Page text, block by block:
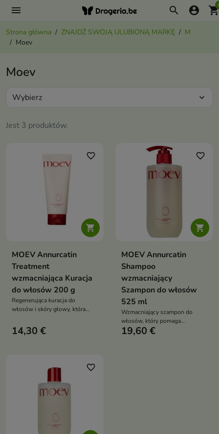
menu search account_circle
Strona główna ZNAJDŹ SWOJĄ ULUBIONĄ MARKĘ
M
Moev
Moev
Jest 3 produktów.
Wybierz expand_more

favorite_border
MOEV Annurcatin
Treatment
wzmacniająca Kuracja
do włosów 200 g
Regenerująca kuracja do
włosów i skóry głowy, która
ogranicza ich wypadanie oraz
nadaje włosom miękkość i blask
14,30 €

favorite_border
MOEV Annurcatin
Shampoo
wzmacniający
Szampon do włosów
525 ml
Wzmacniający szampon do
włosów, który pomaga
ograniczyć wypadanie włosów,
19,60 €
favorite_border